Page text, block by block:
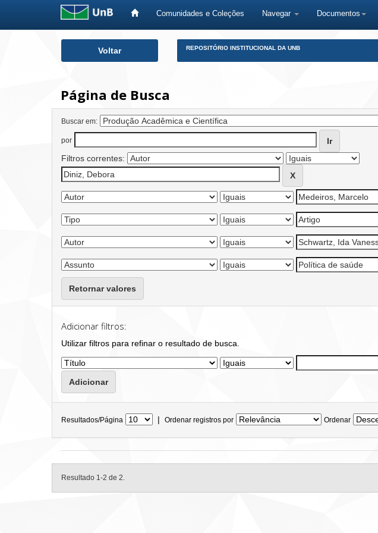
Comunidades e Coleções Navegar Documentos
Voltar REPOSITÓRIO INSTITUCIONAL DA UNB
Página de Busca
Buscar em:
por
Filtros correntes:
Retornar valores
Adicionar filtros:
Utilizar filtros para refinar o resultado de busca.
Resultados/Página | Ordenar registros por Ordenar
Resultado 1-2 de 2.